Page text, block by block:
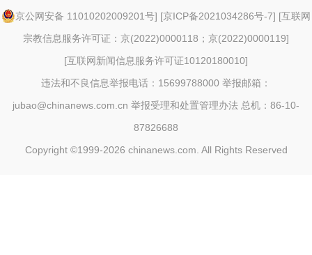
京公网安备 11010202009201号] [京ICP备2021034286号-7] [互联网
宗教信息服务许可证：京(2022)0000118；京(2022)0000119]
[互联网新闻信息服务许可证10120180010]
违法和不良信息举报电话：15699788000 举报邮箱：
jubao@chinanews.com.cn 举报受理和处置管理办法 总机：86-10-
87826688
Copyright ©1999-2026 chinanews.com. All Rights Reserved